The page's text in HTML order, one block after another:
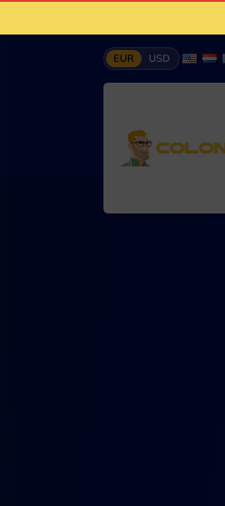
EUR USD